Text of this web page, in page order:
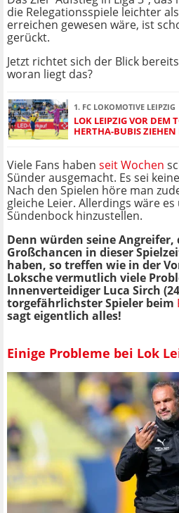
die Relegationsspiele leichter
erreichen gewesen wäre, ist
gerückt.
Jetzt richtet sich der Blick
woran liegt das?
1. FC LOKOMOTIVE LEIPZIG
LOK LEIPZIG VOR DEM
HERTHA-BUBIS
Viele Fans haben seit Wochen
Sünder ausgemacht. Es sei
Nach den Spielen höre man
gleiche Leier. Allerdings wäre
Sündenbock hinzustellen.
Denn würden seine Angreifer,
Großchancen in dieser
haben, so treffen wie in der
Loksche vermutlich viele
Innenverteidiger Luca Sirch
torgefährlichster Spieler beim
sagt eigentlich alles!
Einige Probleme bei Lok